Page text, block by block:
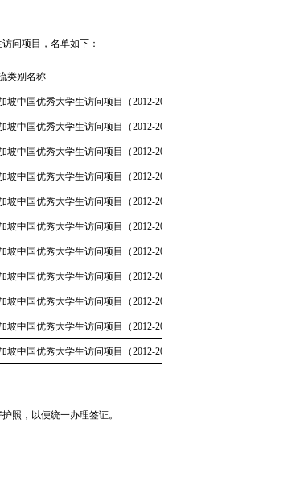
问项目，名单如下：
类别名称
坡中国优秀大学生访问项目（2012-2013春夏）
坡中国优秀大学生访问项目（2012-2013春夏）
坡中国优秀大学生访问项目（2012-2013春夏）
坡中国优秀大学生访问项目（2012-2013春夏）
坡中国优秀大学生访问项目（2012-2013春夏）
坡中国优秀大学生访问项目（2012-2013春夏）
坡中国优秀大学生访问项目（2012-2013春夏）
坡中国优秀大学生访问项目（2012-2013春夏）
坡中国优秀大学生访问项目（2012-2013春夏）
坡中国优秀大学生访问项目（2012-2013春夏）
坡中国优秀大学生访问项目（2012-2013春夏）
照，以便统一办理签证。